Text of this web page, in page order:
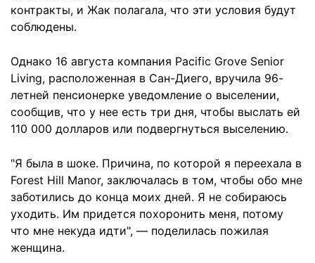
контракты, и Жак полагала, что эти условия будут
соблюдены.
Однако 16 августа компания Pacific Grove Senior
Living, расположенная в Сан-Диего, вручила 96-
летней пенсионерке уведомление о выселении,
сообщив, что у нее есть три дня, чтобы выслать ей
110 000 долларов или подвергнуться выселению.
"Я была в шоке. Причина, по которой я переехала в
Forest Hill Manor, заключалась в том, чтобы обо мне
заботились до конца моих дней. Я не собираюсь
уходить. Им придется похоронить меня, потому
что мне некуда идти", — поделилась пожилая
женщина.